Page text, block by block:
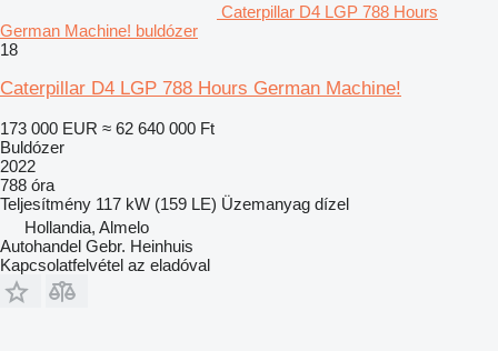
Caterpillar D4 LGP 788 Hours
German Machine! buldózer
18
Caterpillar D4 LGP 788 Hours German Machine!
173 000 EUR ≈ 62 640 000 Ft
Buldózer
2022
788 óra
Teljesítmény 117 kW (159 LE) Üzemanyag dízel
Hollandia, Almelo
Autohandel Gebr. Heinhuis
Kapcsolatfelvétel az eladóval